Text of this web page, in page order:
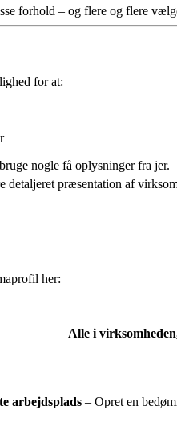
forhold – og flere og flere
for at:
nogle få oplysninger fra jer.
detaljeret præsentation af
her:
Alle i
arbejdsplads– Opret en